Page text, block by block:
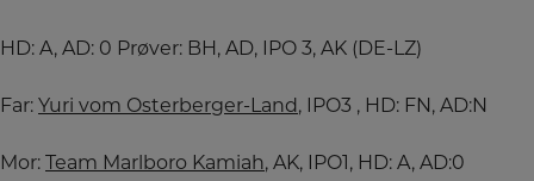
HD: A, AD: 0 Prøver: BH, AD, IPO 3, AK (DE-LZ)
Far: Yuri vom Osterberger-Land, IPO3 , HD: FN, AD:N
Mor: Team Marlboro Kamiah, AK, IPO1, HD: A, AD:0